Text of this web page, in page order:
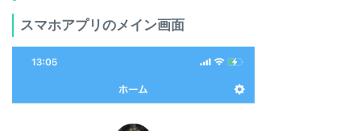
スマホアプリのメイン画面